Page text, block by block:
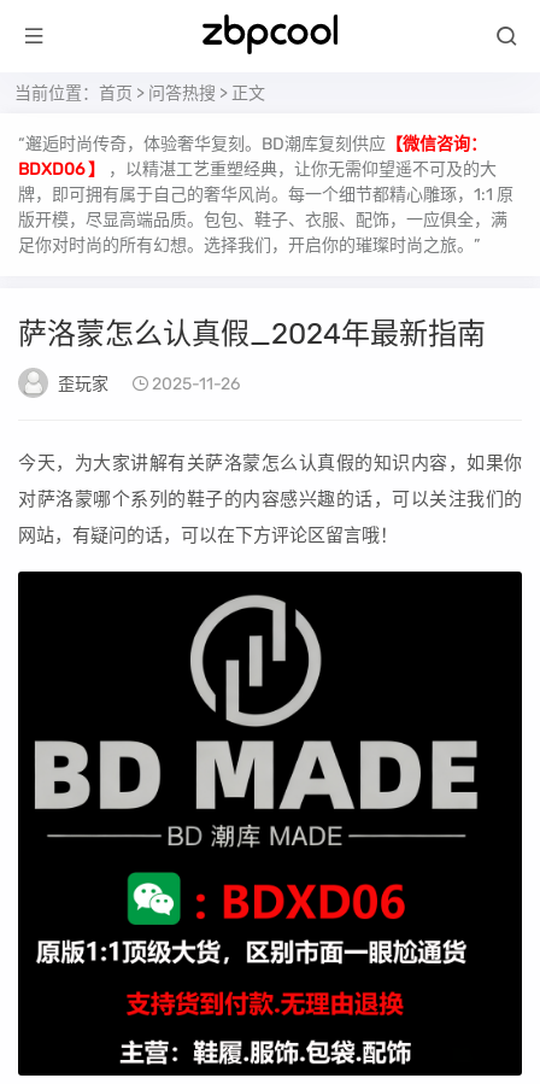
当前位置： 首页 > 问答热搜 > 正文
“邂逅时尚传奇，体验奢华复刻。BD潮库复刻供应 【微信咨询：
BDXD06 】
，以精湛工艺重塑经典，让你无需仰望遥不可及的大
牌，即可拥有属于自己的奢华风尚。每一个细节都精心雕琢，1:1 原
版开模，尽显高端品质。包包、鞋子、衣服、配饰，一应俱全，满
足你对时尚的所有幻想。选择我们，开启你的璀璨时尚之旅。”
萨洛蒙怎么认真假_2024年最新指南
歪玩家 2025-11-26
今天，为大家讲解有关萨洛蒙怎么认真假的知识内容，如果你
对萨洛蒙哪个系列的鞋子的内容感兴趣的话，可以关注我们的
网站，有疑问的话，可以在下方评论区留言哦！